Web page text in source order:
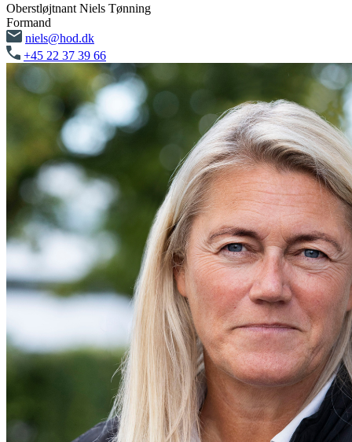
Oberstløjtnant Niels Tønning
Formand
niels@hod.dk
+45 22 37 39 66